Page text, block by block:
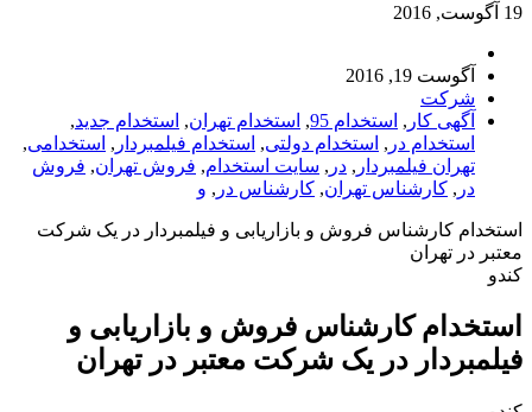
19 آگوست, 2016
آگوست 19, 2016
شرکت
آگهی کار , استخدام 95 , استخدام تهران, استخدام جدید,
استخدام در , استخدام دولتی, استخدام فیلمبردار , استخدامی,
تهران فیلمبردار , در , سایت استخدام, فروش تهران, فروش
در , کارشناس تهران, کارشناس در , و
استخدام کارشناس فروش و بازاریابی و فیلمبردار در یک شرکت
معتبر در تهران
کندو
استخدام کارشناس فروش و بازاریابی و
فیلمبردار در یک شرکت معتبر در تهران